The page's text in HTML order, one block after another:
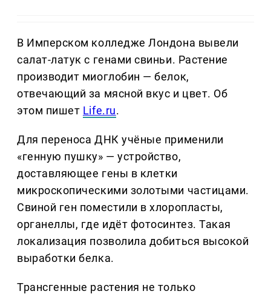
В Имперском колледже Лондона вывели
салат-латук с генами свиньи. Растение
производит миоглобин — белок,
отвечающий за мясной вкус и цвет. Об
этом пишет Life.ru.
Для переноса ДНК учёные применили
«генную пушку» — устройство,
доставляющее гены в клетки
микроскопическими золотыми частицами.
Свиной ген поместили в хлоропласты,
органеллы, где идёт фотосинтез. Такая
локализация позволила добиться высокой
выработки белка.
Трансгенные растения не только